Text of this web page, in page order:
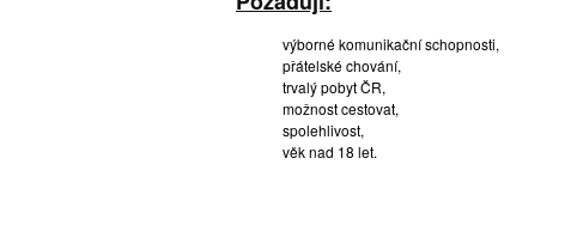
výborné komunikační schopnosti,
přátelské chování,
trvalý pobyt ČR,
možnost cestovat,
spolehlivost,
věk nad 18 let.